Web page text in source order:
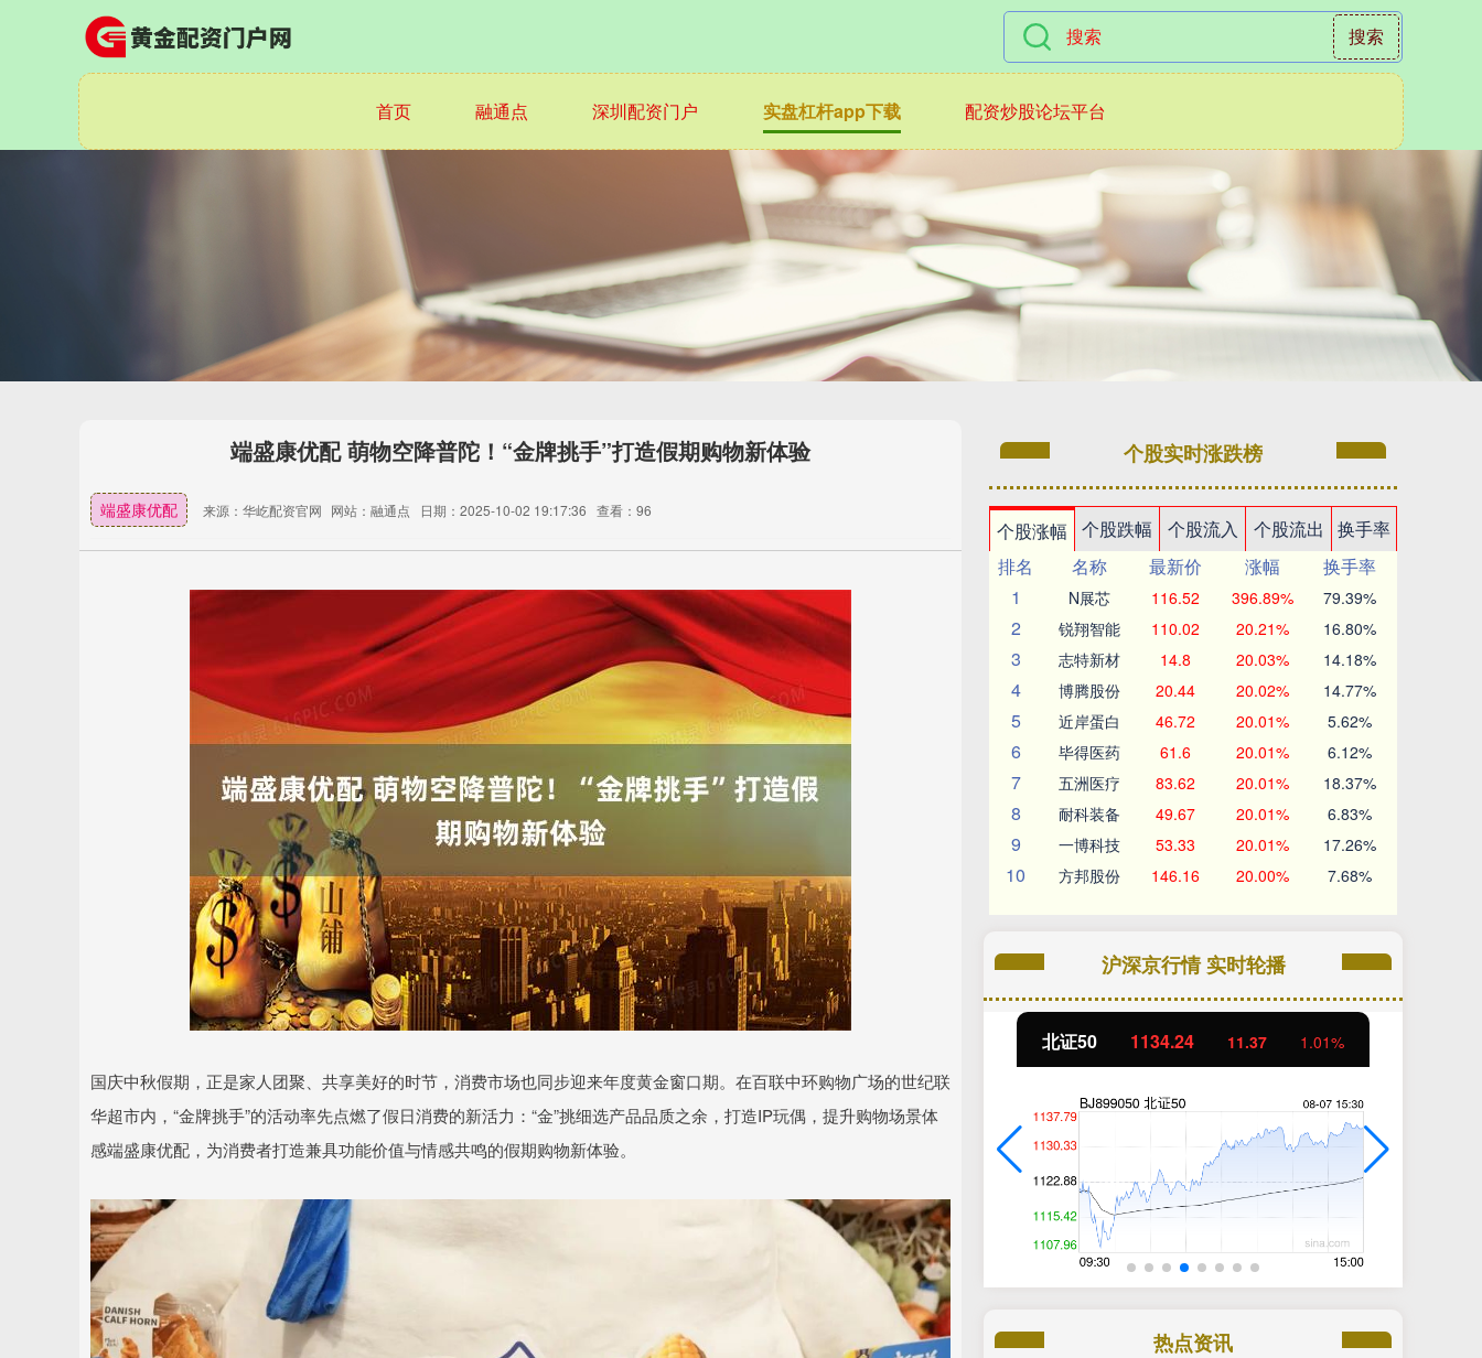
搜索
首页 融通点 深圳配资门户 实盘杠杆app下载 配资炒股论坛平台
端盛康优配 萌物空降普陀！“金牌挑手”打造假期购物新体验
端盛康优配 来源：华屹配资官网 网站：融通点 日期：2025-10-02 19:17:36 查看：96
国庆中秋假期，正是家人团聚、共享美好的时节，消费市场也同步迎来年度黄金窗口期。在百联中环购物广场的世纪联
华超市内，“金牌挑手”的活动率先点燃了假日消费的新活力：“金”挑细选产品品质之余，打造IP玩偶，提升购物场景体
感端盛康优配，为消费者打造兼具功能价值与情感共鸣的假期购物新体验。
个股实时涨跌榜
个股涨幅 个股跌幅 个股流入 个股流出
换手率
排名
名称 最新价 涨幅
换手率
1
N展芯 116.52 396.89% 79.39%
2 锐翔智能 110.02 20.21% 16.80%
3 志特新材 14.8 20.03% 14.18%
4 博腾股份 20.44 20.02% 14.77%
5 近岸蛋白 46.72 20.01% 5.62%
6 毕得医药 61.6 20.01% 6.12%
7 五洲医疗 83.62 20.01% 18.37%
8 耐科装备 49.67 20.01% 6.83%
9 一博科技 53.33 20.01% 17.26%
10 方邦股份 146.16 20.00% 7.68%
沪深京行情 实时轮播
北证50 1134.24 11.37 1.01%
热点资讯